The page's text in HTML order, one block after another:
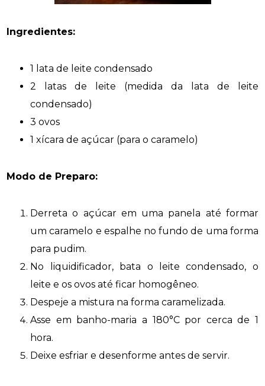
Ingredientes:
1 lata de leite condensado
2 latas de leite (medida da lata de leite
condensado)
3 ovos
1 xícara de açúcar (para o caramelo)
Modo de Preparo:
Derreta o açúcar em uma panela até formar
um caramelo e espalhe no fundo de uma forma
para pudim.
No liquidificador, bata o leite condensado, o
leite e os ovos até ficar homogêneo.
Despeje a mistura na forma caramelizada.
Asse em banho-maria a 180°C por cerca de 1
hora.
Deixe esfriar e desenforme antes de servir.